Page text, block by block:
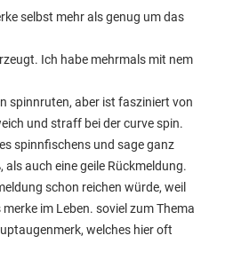
selbst mehr als genug um das
Ich habe mehrmals mit nem
spinnruten, aber ist fasziniert von
und straff bei der curve spin.
spinnfischens und sage ganz
als auch eine geile Rückmeldung.
schon reichen würde, weil
im Leben. soviel zum Thema
welches hier oft